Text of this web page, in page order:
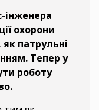
інженера
охорони
як патрульні
Тепер у
роботу